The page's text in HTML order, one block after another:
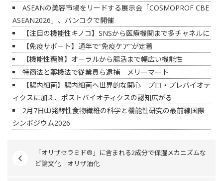
ASEANの美容市場をリードする展示会「COSMOPROF CBE
ASEAN2026」、バンコクで開催
【注目の機能性キノコ】SNSから医療機関まで多チャネルに
【免疫サポート】通年で“免疫ケア”が定着
【機能性糖質】オーラルから腸活まで幅広い機能性
特商法と薬機法で従業員ら逮捕 メリーマート
【腸内細菌】腸内細菌へ世界的な関心 プロ・プレバイオテ
ィクスに加え、ポストバイオティクスの認知広がる
2月7日㈯発酵性食物繊維の科学と機能性研究の最前線国際
シンポジウム2026
「オリザセラミド®」に含まれる2成分で保湿メカニズムな
ど論文化 オリザ油化